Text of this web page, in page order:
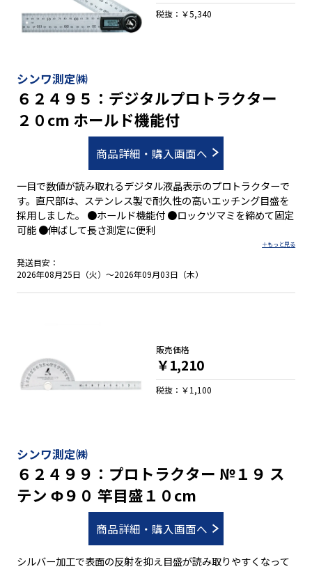
シンワ測定㈱
６２４９５：デジタルプロトラクター
２０cm ホールド機能付
商品詳細・購入画面へ
一目で数値が読み取れるデジタル液晶表示のプロトラクターで
す。直尺部は、ステンレス製で耐久性の高いエッチング目盛を
採用しました。 ●ホールド機能付 ●ロックツマミを締めて固定
可能 ●伸ばして長さ測定に便利
発送目安：
2026年08月25日（火）～2026年09月03日（木）
税抜：￥5,340
シンワ測定㈱
６２４９９：プロトラクター №１９ ス
テン Φ９０ 竿目盛１０cm
商品詳細・購入画面へ
シルバー加工で表面の反射を抑え目盛が読み取りやすくなって
販売価格
￥1,210
税抜：￥1,100